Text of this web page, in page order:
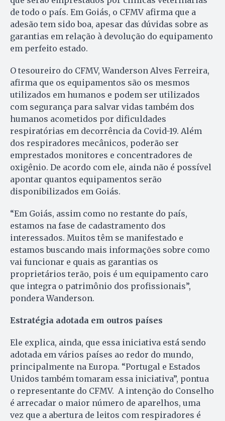
de todo o país. Em Goiás, o CFMV afirma que a
adesão tem sido boa, apesar das dúvidas sobre as
garantias em relação à devolução do equipamento
em perfeito estado.
O tesoureiro do CFMV, Wanderson Alves Ferreira,
afirma que os equipamentos são os mesmos
utilizados em humanos e podem ser utilizados
com segurança para salvar vidas também dos
humanos acometidos por dificuldades
respiratórias em decorrência da Covid-19. Além
dos respiradores mecânicos, poderão ser
emprestados monitores e concentradores de
oxigênio. De acordo com ele, ainda não é possível
apontar quantos equipamentos serão
disponibilizados em Goiás.
“Em Goiás, assim como no restante do país,
estamos na fase de cadastramento dos
interessados. Muitos têm se manifestado e
estamos buscando mais informações sobre como
vai funcionar e quais as garantias os
proprietários terão, pois é um equipamento caro
que integra o patrimônio dos profissionais”,
pondera Wanderson.
Estratégia adotada em outros países
Ele explica, ainda, que essa iniciativa está sendo
adotada em vários países ao redor do mundo,
principalmente na Europa. “Portugal e Estados
Unidos também tomaram essa iniciativa”, pontua
o representante do CFMV. A intenção do Conselho
é arrecadar o maior número de aparelhos, uma
vez que a abertura de leitos com respiradores é